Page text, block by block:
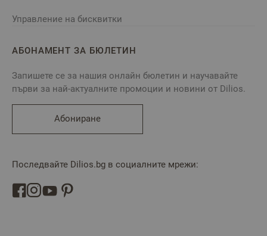
Управление на бисквитки
АБОНАМЕНТ ЗА БЮЛЕТИН
Запишете се за нашия онлайн бюлетин и научавайте
първи за най-актуалните промоции и новини от Dilios.
Абониране
Последвайте Dilios.bg в социалните мрежи: